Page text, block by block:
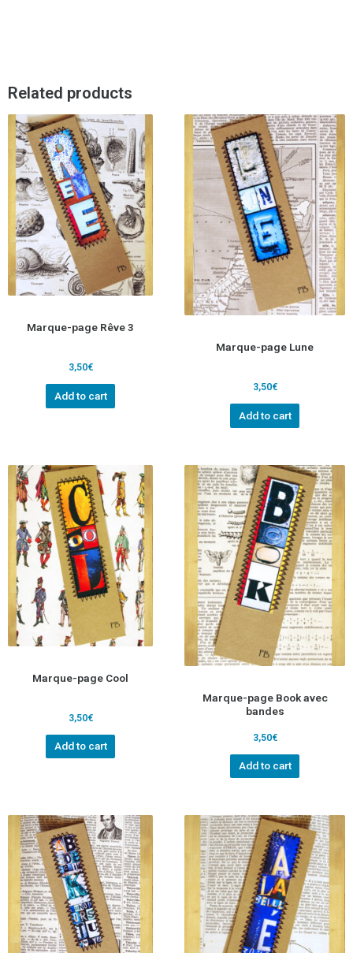
Related products
Marque-page Rêve 3
3,50€
Add to cart
Marque-page Lune
3,50€
Add to cart
Marque-page Cool
3,50€
Add to cart
Marque-page Book avec
bandes
3,50€
Add to cart